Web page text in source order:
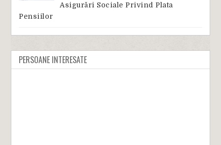
Asigurări Sociale Privind Plata
Pensiilor
PERSOANE INTERESATE